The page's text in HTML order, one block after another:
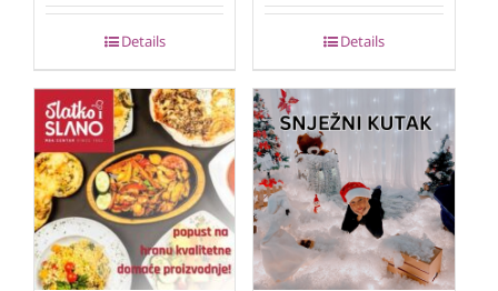
Details Details